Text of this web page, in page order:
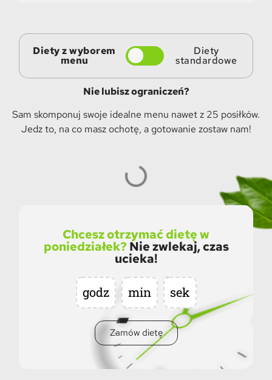
Diety z wyborem
menu
Diety
standardowe
Nie lubisz ograniczeń?
Sam skomponuj swoje idealne menu nawet z 25 posiłków.
Jedz to, na co masz ochotę, a gotowanie zostaw nam!
Chcesz otrzymać dietę w
poniedziałek? Nie zwlekaj, czas
ucieka!
godz min sek
Zamów dietę